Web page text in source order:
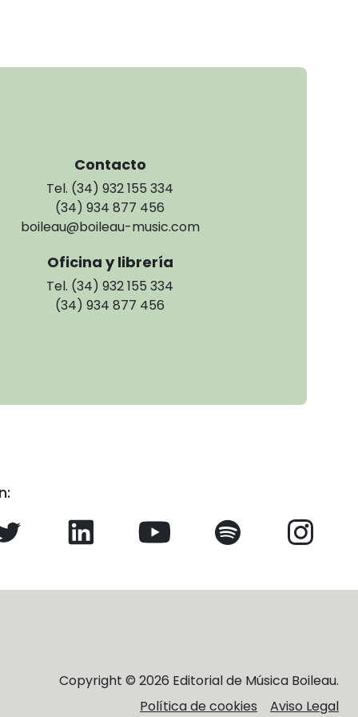
Contacto
Tel. (34) 932 155 334
(34) 934 877 456
boileau@boileau-music.com
Oficina y librería
Tel. (34) 932 155 334
(34) 934 877 456
Copyright © 2026 Editorial de Música Boileau.
Política de cookies
Aviso Legal